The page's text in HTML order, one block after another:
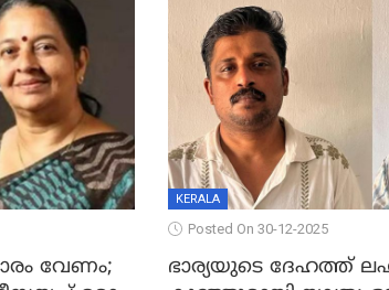
വേണം;
KERALA
Posted On 30-12-2025
ഭാര്യയുടെ ദേഹത്ത്